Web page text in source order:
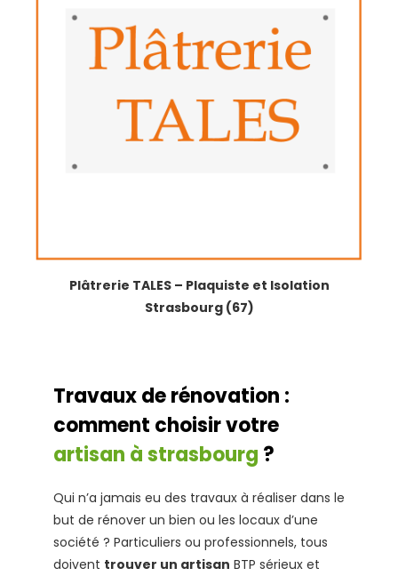
Plâtrerie TALES – Plaquiste et Isolation
Strasbourg (67)
Travaux de rénovation :
comment choisir votre
artisan à strasbourg ?
Qui n’a jamais eu des travaux à réaliser dans le
but de rénover un bien ou les locaux d’une
société ? Particuliers ou professionnels, tous
doivent trouver un artisan BTP sérieux et